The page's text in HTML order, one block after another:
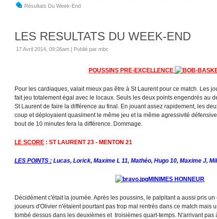
Résultats Du Week-End
LES RESULTATS DU WEEK-END
17 Avril 2014, 09:26am | Publié par mbc
POUSSINS PRE-EXCELLENCE
Pour les cardiaques, valait mieux pas être à St Laurent pour ce match. Les
fait jeu totalement égal avec le locaux. Seuls les deux points engendrés au
St Laurent de faire la différence au final. En jouant assez rapidement, les
coup et déployaient quasiment le même jeu et la même agressivité
bout de 10 minutes fera la différence. Dommage.
LE SCORE : ST LAURENT 23 - MENTON 21
LES POINTS : Lucas, Lorick, Maxime L 11, Mathéo, Hugo 10, Maxime J,
MINIMES HONNEUR
Décidément c'était la journée. Après les poussins, le palpitant a aussi pris
joueurs d'Olivier n'étaient pourtant pas trop mal rentrés dans ce match mais
tombé dessus dans les deuxièmes et troisièmes quart-temps. N'arrivant pas